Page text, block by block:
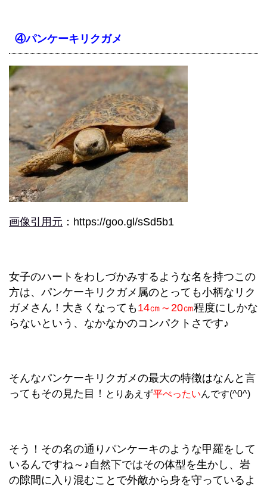
④パンケーキリクガメ
画像引用元 ：https://goo.gl/sSd5b1
女子のハートをわしづかみするような名を持つこの
方は、パンケーキリクガメ属のとっても小柄なリク
ガメさん！大きくなっても14㎝～20㎝程度にしかな
らないという、なかなかのコンパクトさです♪
そんなパンケーキリクガメの最大の特徴はなんと言
ってもその見た目！ とりあえず平ぺったいんです(^0^)
そう！その名の通りパンケーキのような甲羅をして
いるんですね～♪自然下ではその体型を生かし、岩
の隙間に入り混むことで外敵から身を守っているよ